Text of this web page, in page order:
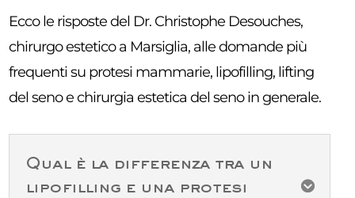
Ecco le risposte del Dr. Christophe Desouches,
chirurgo estetico a Marsiglia, alle domande più
frequenti su protesi mammarie, lipofilling, lifting
del seno e chirurgia estetica del seno in generale.

Qual è la differenza tra un
lipofilling e una protesi